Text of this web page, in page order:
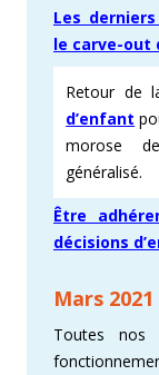
Les
le carve-out
Retour de
d’enfant
morose
généralisé.
Être
décisions
Mars 2021
Toutes nos